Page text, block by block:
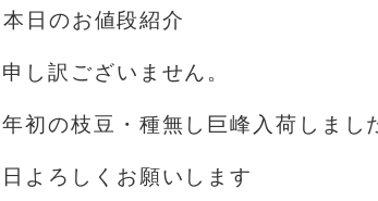
日のお値段紹介
し訳ございません。
初の枝豆・種無し巨峰入荷しまし
よろしくお願いします